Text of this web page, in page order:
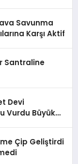
Savunma
Karşı Aktif
Santraline
Devi
Vurdu Büyük
Çip Geliştirdi